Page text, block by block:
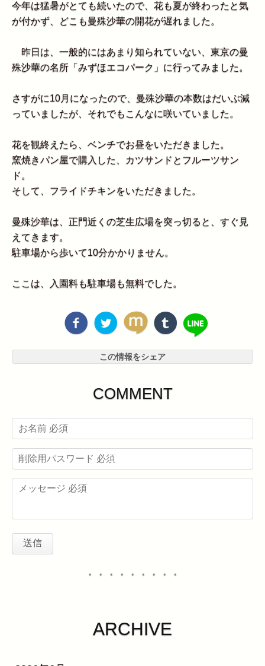
今年は猛暑がとても続いたので、花も夏が終わったと気
が付かず、どこも曼殊沙華の開花が遅れました。
昨日は、一般的にはあまり知られていない、東京の曼
殊沙華の名所「みずほエコパーク」に行ってみました。
さすがに10月になったので、曼殊沙華の本数はだいぶ減
っていましたが、それでもこんなに咲いていました。
花を観終えたら、ベンチでお昼をいただきました。
窯焼きパン屋で購入した、カツサンドとフルーツサン
ド。
そして、フライドチキンをいただきました。
曼殊沙華は、正門近くの芝生広場を突っ切ると、すぐ見
えてきます。
駐車場から歩いて10分かかりません。
ここは、入園料も駐車場も無料でした。
この情報をシェア
COMMENT
・・・・・・・・・
ARCHIVE